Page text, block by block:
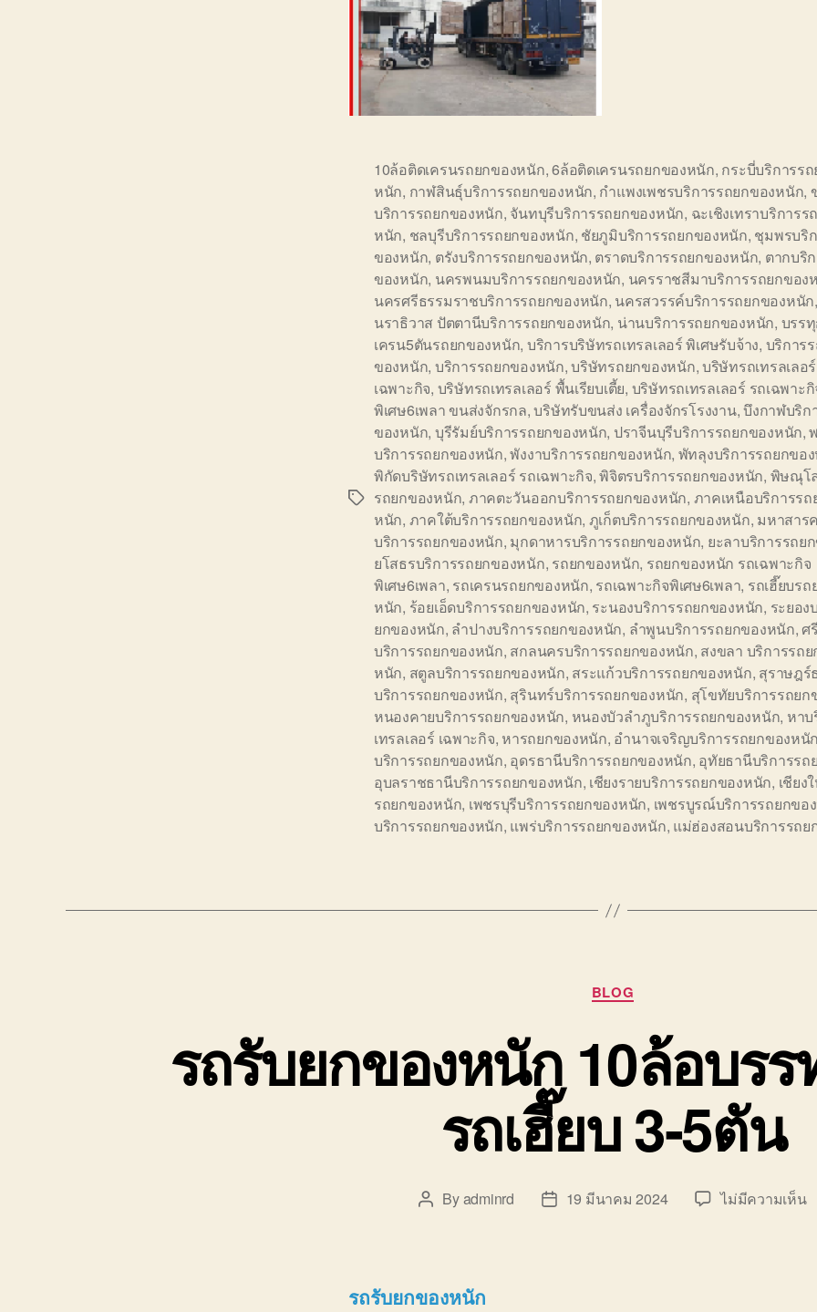
Tags
10ล้อติดเครนรถยกของหนัก,6ล้อติดเครนรถยกของหนัก, กระบี่บริการร
หนัก, กาฬสินธุ์บริการรถยกของหนัก, กำแพงเพชรบริการรถยกของหนัก,
บริการรถยกของหนัก, จันทบุรีบริการรถยกของหนัก, ฉะเชิงเทราบริการร
หนัก, ชลบุรีบริการรถยกของหนัก, ชัยภูมิบริการรถยกของหนัก, ชุมพรบริ
ของหนัก, ตรังบริการรถยกของหนัก, ตราดบริการรถยกของหนัก, ตากบริ
ของหนัก, นครพนมบริการรถยกของหนัก, นครราชสีมาบริการรถยกของ
นครศรีธรรมราชบริการรถยกของหนัก, นครสวรรค์บริการรถยกของหนัก,
นราธิวาส ปัตตานีบริการรถยกของหนัก, น่านบริการรถยกของหนัก, บรร
เครน5ตันรถยกของหนัก, บริการบริษัทรถเทรลเลอร์ พิเศษรับจ้าง, บริการ
ของหนัก, บริการรถยกของหนัก,บริษัทรถยกของหนัก,บริษัทรถเทรลเลอ
เฉพาะกิจ, บริษัทรถเทรลเลอร์ พื้นเรียบเตี้ย, บริษัทรถเทรลเลอร์ รถเฉพาะกิ
พิเศษ6เพลา ขนส่งจักรกล,บริษัทรับขนส่ง เครื่องจักรโรงงาน,บึงกาฬบริก
ของหนัก, บุรีรัมย์บริการรถยกของหนัก, ปราจีนบุรีบริการรถยกของหนัก,
บริการรถยกของหนัก,พังงาบริการรถยกของหนัก, พัทลุงบริการรถยกขอ
พิกัดบริษัทรถเทรลเลอร์ รถเฉพาะกิจ,พิจิตรบริการรถยกของหนัก, พิษณุโ
รถยกของหนัก, ภาคตะวันออกบริการรถยกของหนัก, ภาคเหนือบริการรถ
หนัก, ภาคใต้บริการรถยกของหนัก, ภูเก็ตบริการรถยกของหนัก, มหาสาร
บริการรถยกของหนัก, มุกดาหารบริการรถยกของหนัก, ยะลาบริการรถย
ยโสธรบริการรถยกของหนัก, รถยกของหนัก, รถยกของหนัก รถเฉพาะกิจ
พิเศษ6เพลา, รถเครนรถยกของหนัก, รถเฉพาะกิจพิเศษ6เพลา, รถเฮี๊ยบร
หนัก, ร้อยเอ็ดบริการรถยกของหนัก, ระนองบริการรถยกของหนัก, ระยอง
ยกของหนัก, ลำปางบริการรถยกของหนัก, ลำพูนบริการรถยกของหนัก,ศ
บริการรถยกของหนัก, สกลนครบริการรถยกของหนัก, สงขลา บริการรถ
หนัก, สตูลบริการรถยกของหนัก, สระแก้วบริการรถยกของหนัก, สุราษฎร์
บริการรถยกของหนัก, สุรินทร์บริการรถยกของหนัก, สุโขทัยบริการรถยก
หนองคายบริการรถยกของหนัก, หนองบัวลำภูบริการรถยกของหนัก, หา
เทรลเลอร์ เฉพาะกิจ, หารถยกของหนัก, อำนาจเจริญบริการรถยกของหนัก
บริการรถยกของหนัก, อุดรธานีบริการรถยกของหนัก, อุทัยธานีบริการรถ
อุบลราชธานีบริการรถยกของหนัก, เชียงรายบริการรถยกของหนัก, เชียง
รถยกของหนัก, เพชรบุรีบริการรถยกของหนัก, เพชรบูรณ์บริการรถยกขอ
บริการรถยกของหนัก, แพร่บริการรถยกของหนัก, แม่ฮ่องสอนบริการรถย
Categories
BLOG
รถรับยกของหนัก 10ล้อบร
รถเฮี๊ยบ 3-5ตัน
Post
Byadminrd
Post19 มีนาคม 2024 ไม่มีความเห็นบน
รถรับยกของหนัก